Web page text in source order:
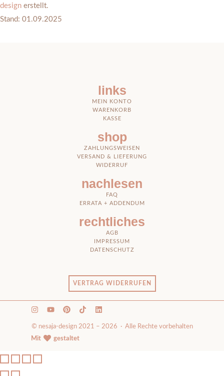
design erstellt.
Stand: 01.09.2025
links
MEIN KONTO
WARENKORB
KASSE
shop
ZAHLUNGSWEISEN
VERSAND & LIEFERUNG
WIDERRUF
nachlesen
FAQ
ERRATA + ADDENDUM
rechtliches
AGB
IMPRESSUM
DATENSCHUTZ
VERTRAG WIDERRUFEN
© nesaja-design 2021 – 2026 · Alle Rechte vorbehalten
Mit
gestaltet